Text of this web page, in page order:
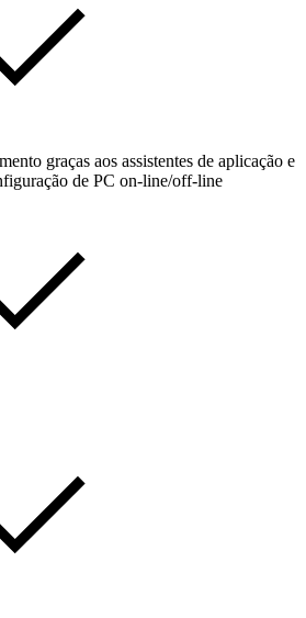
graças aos assistentes de aplicação e
de PC on-line/off-line